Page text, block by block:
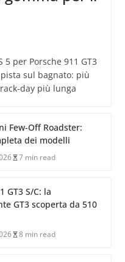
per Porsche 911 GT3
sul bagnato: più
day più lunga
Few-Off Roadster:
dei modelli
7 min read
GT3 S/C: la
GT3 scoperta da 510
8 min read